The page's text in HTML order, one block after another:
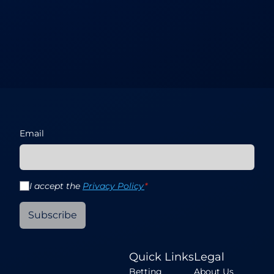
Email
I accept the Privacy Policy*
Subscribe
Quick Links
Betting
Legal
About Us